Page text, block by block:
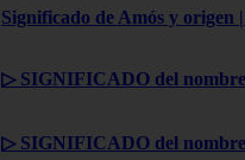
Significado de Amós y origen
▷ SIGNIFICADO del
▷ SIGNIFICADO del